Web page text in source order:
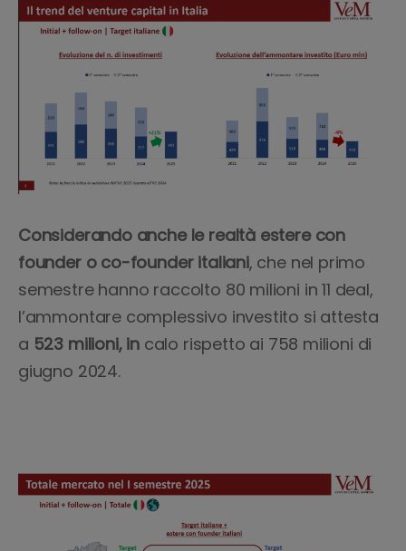
Considerando anche le realtà estere con
founder o co-founder italiani, che nel primo
semestre hanno raccolto 80 milioni in 11 deal,
l’ammontare complessivo investito si attesta
a 523 milioni, in calo rispetto ai 758 milioni di
giugno 2024.